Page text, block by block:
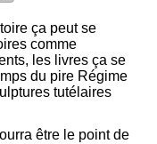
ça peut se
comme
les livres ça se
du pire Régime
tutélaires
être le point de